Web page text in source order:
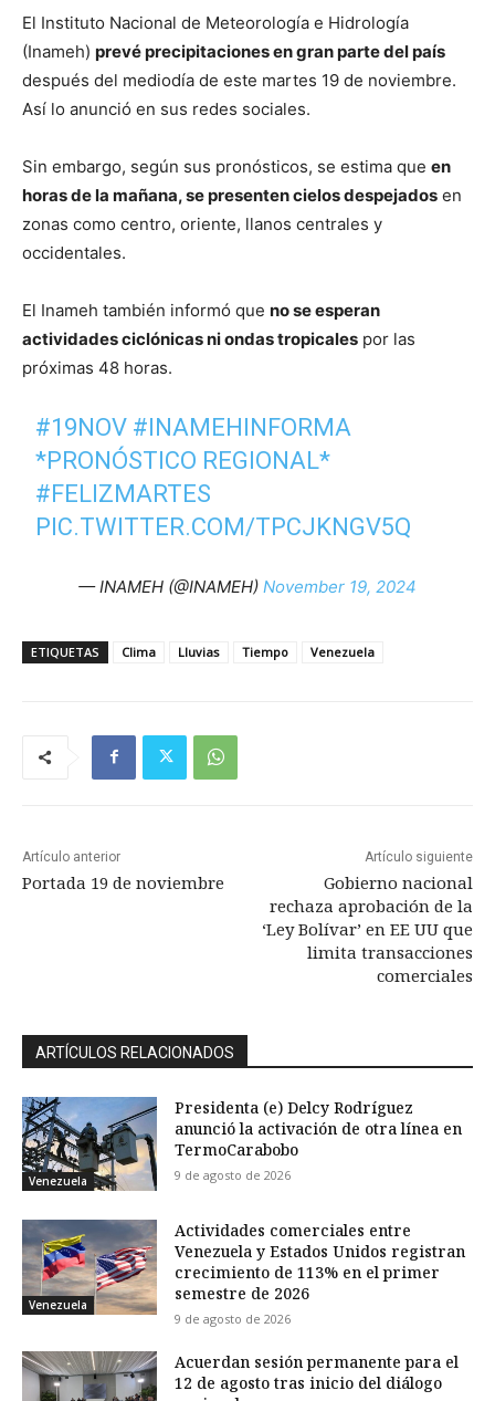
El Instituto Nacional de Meteorología e Hidrología
(Inameh) prevé precipitaciones en gran parte del país
después del mediodía de este martes 19 de noviembre.
Así lo anunció en sus redes sociales.
Sin embargo, según sus pronósticos, se estima que en
horas de la mañana, se presenten cielos despejados en
zonas como centro, oriente, llanos centrales y
occidentales.
El Inameh también informó que no se esperan
actividades ciclónicas ni ondas tropicales por las
próximas 48 horas.
#19NOV #INAMEHINFORMA
*PRONÓSTICO REGIONAL*
#FELIZMARTES
PIC.TWITTER.COM/TPCJKNGV5Q
— INAMEH (@INAMEH) November 19, 2024
ETIQUETAS Clima Lluvias Tiempo Venezuela
Artículo anterior
Portada 19 de noviembre
Artículo siguiente
Gobierno nacional
rechaza aprobación de la
‘Ley Bolívar’ en EE UU que
limita transacciones
comerciales
ARTÍCULOS RELACIONADOS
Venezuela
Presidenta (e) Delcy Rodríguez
anunció la activación de otra línea en
TermoCarabobo
9 de agosto de 2026
Venezuela
Actividades comerciales entre
Venezuela y Estados Unidos registran
crecimiento de 113% en el primer
semestre de 2026
9 de agosto de 2026
Acuerdan sesión permanente para el
12 de agosto tras inicio del diálogo